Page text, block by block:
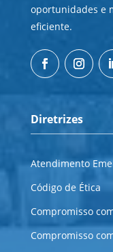
oportunidades e
eficiente.
Diretrizes
Atendimento
Código de Ética
Compromisso
Compromisso